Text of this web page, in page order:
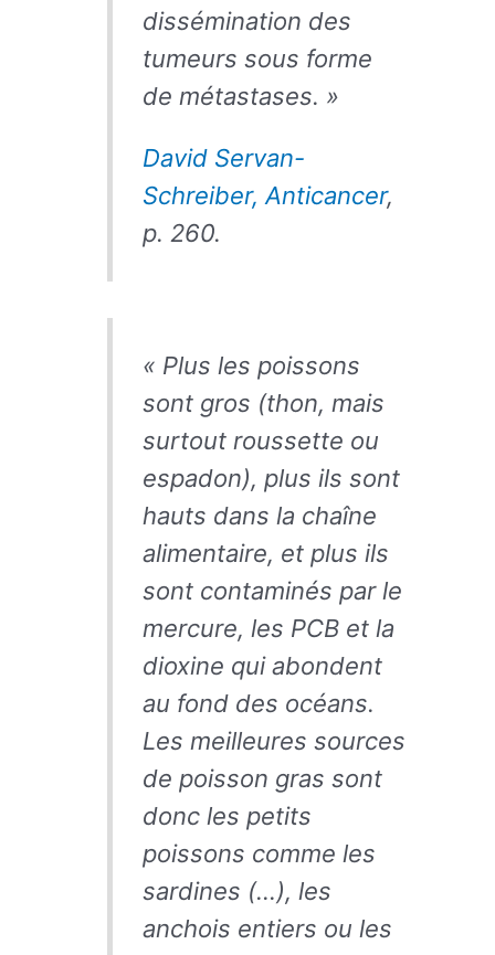
dissémination des
tumeurs sous forme
de métastases. »
David Servan-
Schreiber, Anticancer,
p. 260.
« Plus les poissons
sont gros (thon, mais
surtout roussette ou
espadon), plus ils sont
hauts dans la chaîne
alimentaire, et plus ils
sont contaminés par le
mercure, les PCB et la
dioxine qui abondent
au fond des océans.
Les meilleures sources
de poisson gras sont
donc les petits
poissons comme les
sardines (…), les
anchois entiers ou les